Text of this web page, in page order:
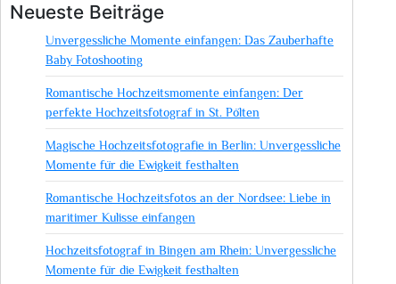
Neueste Beiträge
Unvergessliche Momente einfangen: Das Zauberhafte
Baby Fotoshooting
Romantische Hochzeitsmomente einfangen: Der
perfekte Hochzeitsfotograf in St. Pölten
Magische Hochzeitsfotografie in Berlin: Unvergessliche
Momente für die Ewigkeit festhalten
Romantische Hochzeitsfotos an der Nordsee: Liebe in
maritimer Kulisse einfangen
Hochzeitsfotograf in Bingen am Rhein: Unvergessliche
Momente für die Ewigkeit festhalten